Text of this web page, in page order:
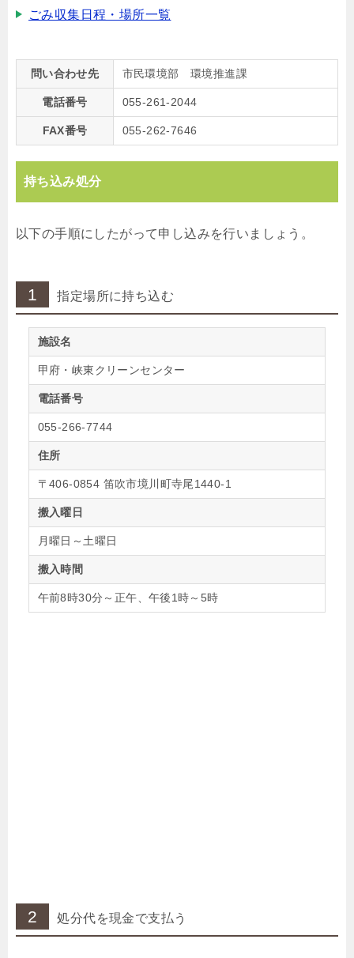
ごみ収集日程・場所一覧
問い合わせ先 市民環境部 環境推進課
電話番号 055-261-2044
FAX番号 055-262-7646
持ち込み処分
以下の手順にしたがって申し込みを行いましょう。
1 指定場所に持ち込む
施設名
甲府・峡東クリーンセンター
電話番号
055-266-7744
住所
〒406-0854 笛吹市境川町寺尾1440-1
搬入曜日
月曜日～土曜日
搬入時間
午前8時30分～正午、午後1時～5時
2 処分代を現金で支払う